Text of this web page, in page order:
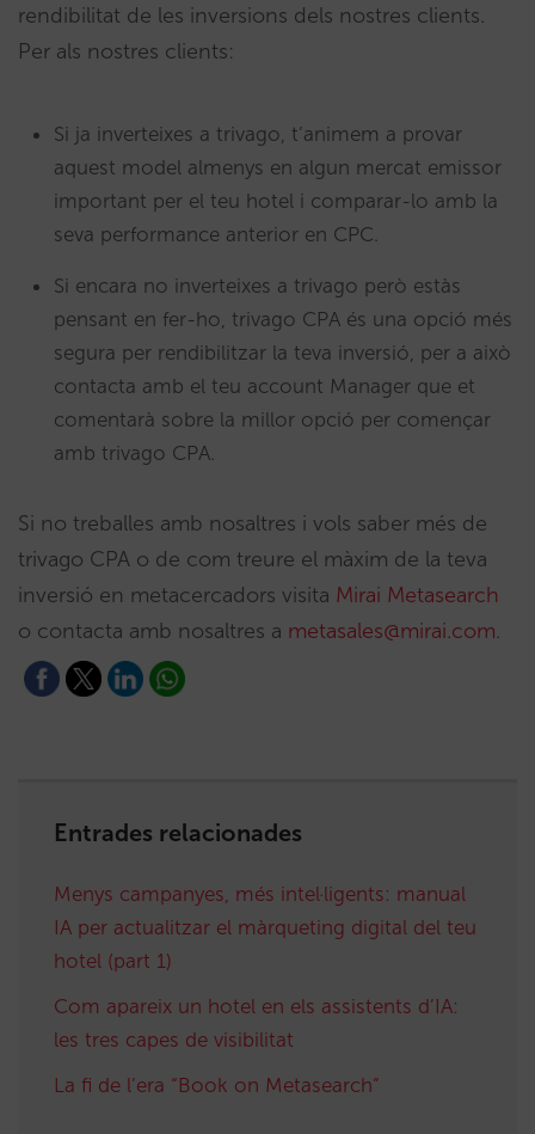
rendibilitat de les inversions dels nostres clients.
Per als nostres clients:
Si ja inverteixes a trivago, t’animem a provar
aquest model almenys en algun mercat emissor
important per el teu hotel i comparar-lo amb la
seva performance anterior en CPC.
Si encara no inverteixes a trivago però estàs
pensant en fer-ho, trivago CPA és una opció més
segura per rendibilitzar la teva inversió, per a això
contacta amb el teu account Manager que et
comentarà sobre la millor opció per començar
amb trivago CPA.
Si no treballes amb nosaltres i vols saber més de
trivago CPA o de com treure el màxim de la teva
inversió en metacercadors visita Mirai Metasearch
o contacta amb nosaltres a metasales@mirai.com.
Entrades relacionades
Menys campanyes, més intel·ligents: manual
IA per actualitzar el màrqueting digital del teu
hotel (part 1)
Com apareix un hotel en els assistents d’IA:
les tres capes de visibilitat
La fi de l’era “Book on Metasearch”